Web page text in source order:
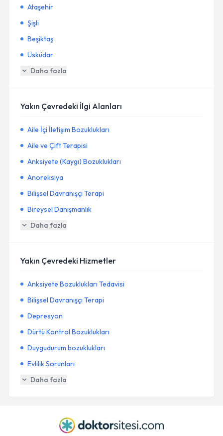
Ataşehir
Şişli
Beşiktaş
Üsküdar
Daha fazla
Yakın Çevredeki İlgi Alanları
Aile İçi İletişim Bozuklukları
Aile ve Çift Terapisi
Anksiyete (Kaygı) Bozuklukları
Anoreksiya
Bilişsel Davranışçı Terapi
Bireysel Danışmanlık
Daha fazla
Yakın Çevredeki Hizmetler
Anksiyete Bozuklukları Tedavisi
Bilişsel Davranışçı Terapi
Depresyon
Dürtü Kontrol Bozuklukları
Duygudurum bozuklukları
Evlilik Sorunları
Daha fazla